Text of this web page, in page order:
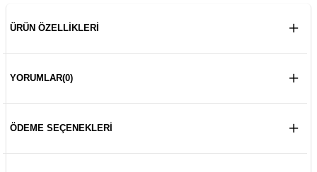
ÜRÜN ÖZELLIKLERI
YORUMLAR(0)
ÖDEME SEÇENEKLERI